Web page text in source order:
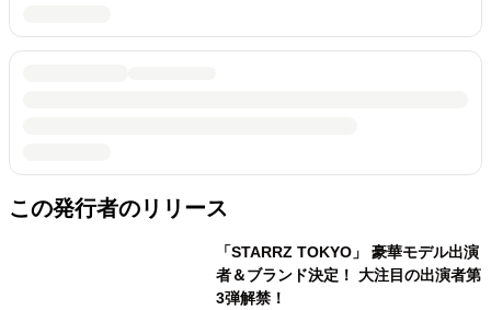
この発行者のリリース
「STARRZ TOKYO」 豪華モデル出演
者＆ブランド決定！ 大注目の出演者第
3弾解禁！